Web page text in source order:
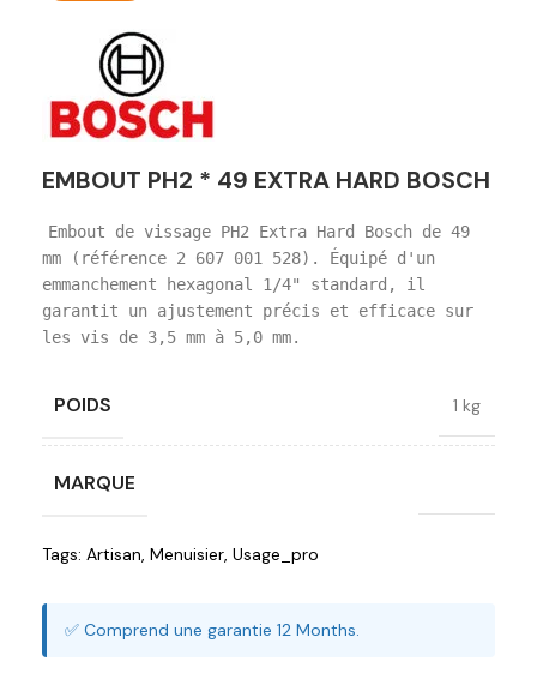
EMBOUT PH2 * 49 EXTRA HARD BOSCH
Embout de vissage PH2 Extra Hard Bosch de 49
mm (référence 2 607 001 528). Équipé d'un
emmanchement hexagonal 1/4" standard, il
garantit un ajustement précis et efficace sur
les vis de 3,5 mm à 5,0 mm.
POIDS 1 kg
MARQUE
Tags: Artisan, Menuisier, Usage_pro
✅ Comprend une garantie 12 Months.